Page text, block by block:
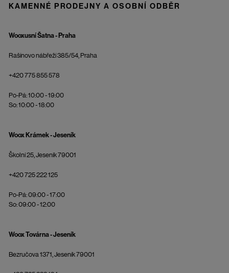
KAMENNÉ PRODEJNY A OSOBNÍ ODBĚR
Wooxusní Šatna - Praha
Rašínovo nábřeží 385/54, Praha
+420 775 855 578
Po-Pá: 10:00 - 19:00
So: 10:00 - 18:00
Woox Krámek - Jeseník
Školní 25, Jeseník 79001
+420 725 222 125
Po-Pá: 09:00 - 17:00
So: 09:00 - 12:00
Woox Továrna - Jeseník
Bezručova 1371, Jeseník 79001